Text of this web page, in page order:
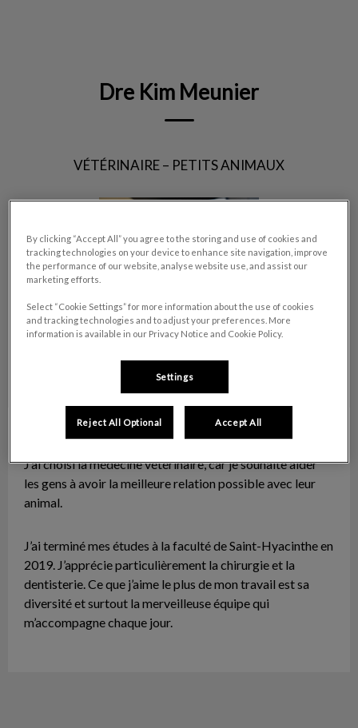
Dre Kim Meunier
VÉTÉRINAIRE – PETITS ANIMAUX
Dre Kim Meunier Vétérinaire – Petits Animaux
J’ai choisi la médecine vétérinaire, car je souhaite aider
les gens à avoir la meilleure relation possible avec leur
animal.
J’ai terminé mes études à la faculté de Saint-Hyacinthe en
2019. J’apprécie particulièrement la chirurgie et la
dentisterie. Ce que j’aime le plus de mon travail est sa
diversité et surtout la merveilleuse équipe qui
m’accompagne chaque jour.
By clicking “Accept All” you agree to the storing and use of cookies and
tracking technologies on your device to enhance site navigation, improve
the performance of our website, analyse website use, and assist our
marketing efforts.
Select “Cookie Settings” for more information about the use of cookies
and tracking technologies and to adjust your preferences. More
information is available in our Privacy Notice and Cookie Policy.
Settings
Reject All Optional Accept All